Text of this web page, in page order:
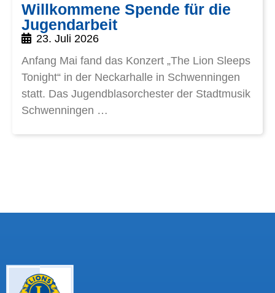
Willkommene Spende für die
Jugendarbeit
23. Juli 2026
Anfang Mai fand das Konzert „The Lion Sleeps
Tonight“ in der Neckarhalle in Schwenningen
statt. Das Jugendblasorchester der Stadtmusik
Schwenningen …